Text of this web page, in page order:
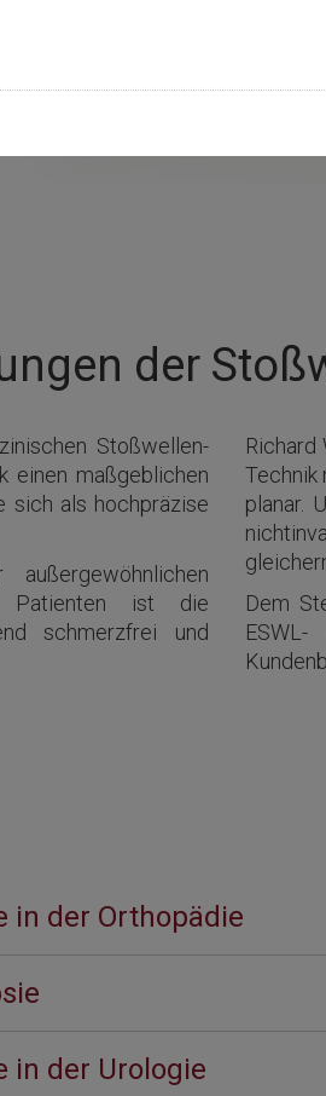
der
Stoßwellen-
einen maßgeblichen
sich als hochpräzise
Patienten ist die
schmerzfrei und
Technik
planar.
Dem
in der Orthopädie
in der Urologie